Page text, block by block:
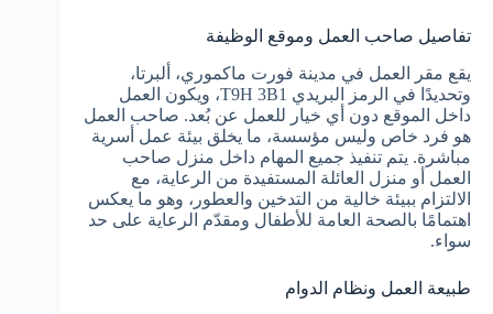
تفاصيل صاحب العمل وموقع الوظيفة
يقع مقر العمل في مدينة فورت ماكموري، ألبرتا،
وتحديدًا في الرمز البريدي T9H 3B1، ويكون العمل
داخل الموقع دون أي خيار للعمل عن بُعد. صاحب العمل
هو فرد خاص وليس مؤسسة، ما يخلق بيئة عمل أسرية
مباشرة. يتم تنفيذ جميع المهام داخل منزل صاحب
العمل أو منزل العائلة المستفيدة من الرعاية، مع
الالتزام ببيئة خالية من التدخين والعطور، وهو ما يعكس
اهتمامًا بالصحة العامة للأطفال ومقدّم الرعاية على حد
سواء.
طبيعة العمل ونظام الدوام